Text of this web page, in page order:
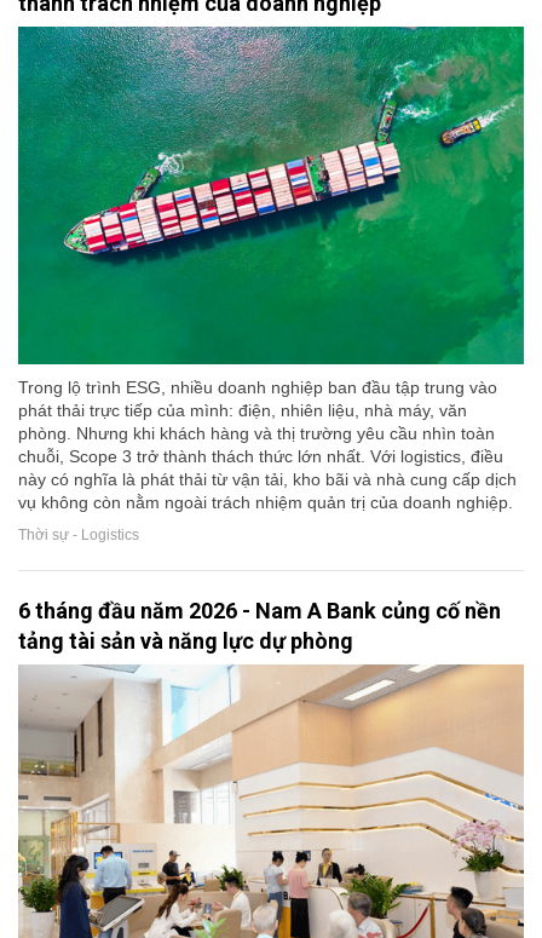
Trong lộ trình ESG, nhiều doanh nghiệp ban đầu tập trung vào
phát thải trực tiếp của mình: điện, nhiên liệu, nhà máy, văn
phòng. Nhưng khi khách hàng và thị trường yêu cầu nhìn toàn
chuỗi, Scope 3 trở thành thách thức lớn nhất. Với logistics, điều
này có nghĩa là phát thải từ vận tải, kho bãi và nhà cung cấp dịch
vụ không còn nằm ngoài trách nhiệm quản trị của doanh nghiệp.
Thời sự - Logistics
6 tháng đầu năm 2026 - Nam A Bank củng cố nền
tảng tài sản và năng lực dự phòng